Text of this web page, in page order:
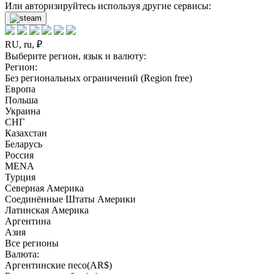
Или авторизируйтесь используя другие сервисы:
RU, ru, ₽
Выберите регион, язык и валюту:
Регион:
Без региональных ограничений (Region free)
Европа
Польша
Украина
СНГ
Казахстан
Беларусь
Россия
MENA
Турция
Северная Америка
Соединённые Штаты Америки
Латинская Америка
Аргентина
Азия
Все регионы
Валюта:
Аргентинские песо(AR$)